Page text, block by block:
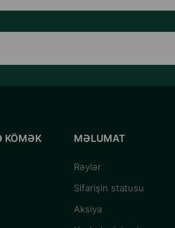
KÖMƏK MƏLUMAT
Rəylər
Sifarişin statusu
Aksiya